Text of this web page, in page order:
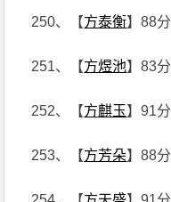
250、【方泰衡】88分
251、【方煜池】83分
252、【方麒玉】91分
253、【方芳朵】88分